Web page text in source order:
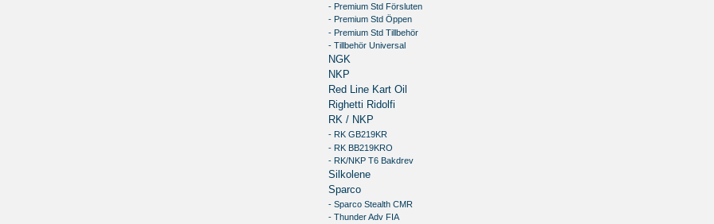
- Premium Std Försluten
- Premium Std Öppen
- Premium Std Tillbehör
- Tillbehör Universal
NGK
NKP
Red Line Kart Oil
Righetti Ridolfi
RK / NKP
- RK GB219KR
- RK BB219KRO
- RK/NKP T6 Bakdrev
Silkolene
Sparco
- Sparco Stealth CMR
- Thunder Adv FIA